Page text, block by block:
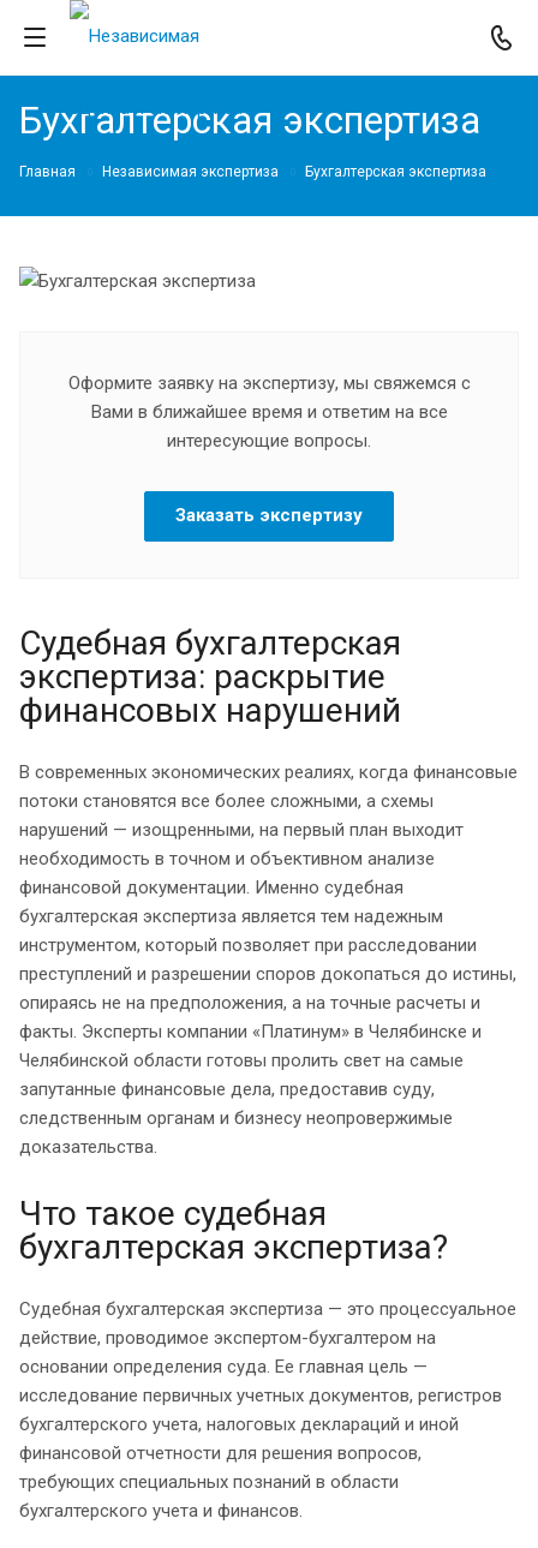
Бухгалтерская экспертиза
Главная Независимая экспертиза Бухгалтерская экспертиза
Оформите заявку на экспертизу, мы свяжемся с
Вами в ближайшее время и ответим на все
интересующие вопросы.
Заказать экспертизу
Судебная бухгалтерская
экспертиза: раскрытие
финансовых нарушений
В современных экономических реалиях, когда финансовые
потоки становятся все более сложными, а схемы
нарушений — изощренными, на первый план выходит
необходимость в точном и объективном анализе
финансовой документации. Именно судебная
бухгалтерская экспертиза является тем надежным
инструментом, который позволяет при расследовании
преступлений и разрешении споров докопаться до истины,
опираясь не на предположения, а на точные расчеты и
факты. Эксперты компании «Платинум» в Челябинске и
Челябинской области готовы пролить свет на самые
запутанные финансовые дела, предоставив суду,
следственным органам и бизнесу неопровержимые
доказательства.
Что такое судебная
бухгалтерская экспертиза?
Судебная бухгалтерская экспертиза — это процессуальное
действие, проводимое экспертом-бухгалтером на
основании определения суда. Ее главная цель —
исследование первичных учетных документов, регистров
бухгалтерского учета, налоговых деклараций и иной
финансовой отчетности для решения вопросов,
требующих специальных познаний в области
бухгалтерского учета и финансов.